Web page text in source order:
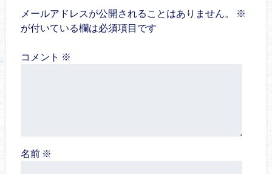
メールアドレスが公開されることはありません。
※
が付いている欄は必須項目です
コメント ※
名前 ※